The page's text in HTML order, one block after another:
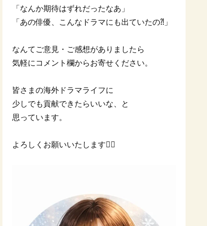
「なんか期待はずれだったなあ」
「あの俳優、こんなドラマにも出ていたの⁈」
なんてご意見・ご感想がありましたら
気軽にコメント欄からお寄せください。
皆さまの海外ドラマライフに
少しでも貢献できたらいいな、と
思っています。
よろしくお願いいたします🙇‍♀️